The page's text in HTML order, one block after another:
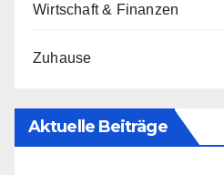
Wirtschaft & Finanzen
Zuhause
Aktuelle Beiträge